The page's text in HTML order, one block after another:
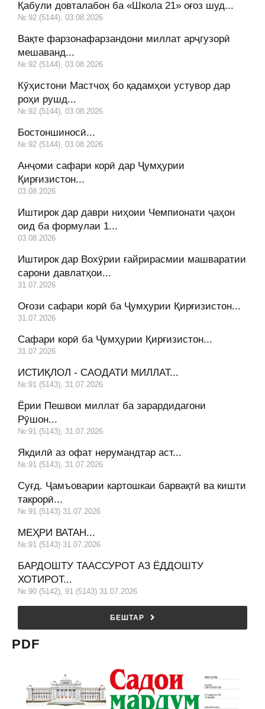
Қабули довталабон ба «Школа 21» оғоз шуд...
№:92 (5144), 03.08.2026
Вақте фарзонафарзандони миллат арҷгузорӣ
мешаванд...
№:92 (5144), 03.08.2026
Кӯҳистони Мастчоҳ бо қадамҳои устувор дар
роҳи рушд...
№:92 (5144), 03.08.2026
Бостоншиносӣ...
№:92 (5144), 03.08.2026
Анҷоми сафари корӣ дар Ҷумҳурии
Қирғизистон...
03.08.2026
Иштирок дар даври ниҳоии Чемпионати ҷаҳон
оид ба формулаи 1...
03.08.2026
Иштирок дар Вохӯрии ғайрирасмии машваратии
сарони давлатҳои...
31.07.2026
Оғози сафари корӣ ба Ҷумҳурии Қирғизистон...
31.07.2026
Сафари корӣ ба Ҷумҳурии Қирғизистон...
31.07.2026
ИСТИҚЛОЛ - САОДАТИ МИЛЛАТ...
№:91 (5143), 31.07.2026
Ёрии Пешвои миллат ба зарардидагони
Рӯшон...
№:91 (5143), 31.07.2026
Якдилӣ аз офат нерумандтар аст...
№:91 (5143), 31.07.2026
Суғд. Ҷамъоварии картошкаи барвақтӣ ва кишти
такрорӣ...
№:91 (5143) 31.07.2026
МЕҲРИ ВАТАН...
№:91 (5143) 31.07.2026
БАРДОШТУ ТААССУРОТ АЗ ЁДДОШТУ
ХОТИРОТ...
№:90 (5142), 91 (5143) 31.07.2026
БЕШТАР
PDF